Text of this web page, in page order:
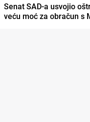
Senat SAD-a usvojio
veću moć za obračun s